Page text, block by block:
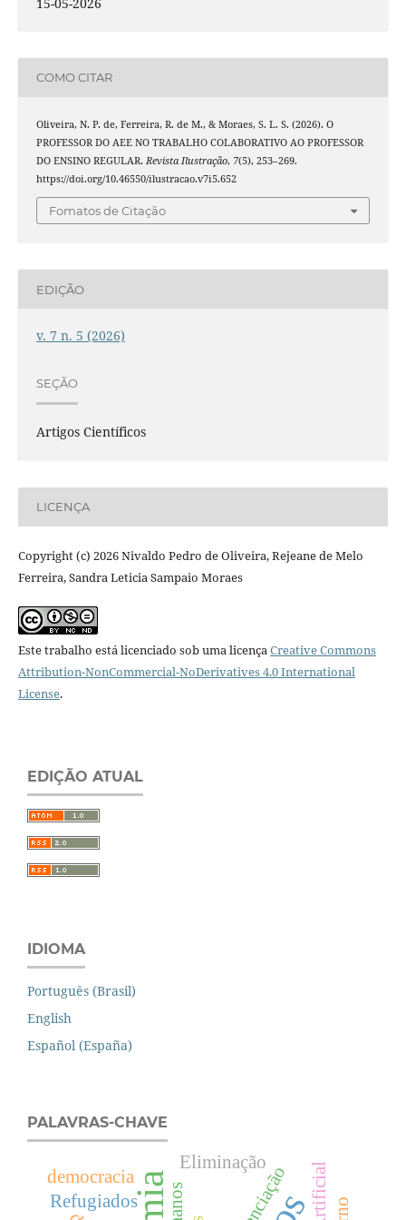
COMO CITAR
Oliveira, N. P. de, Ferreira, R. de M., & Moraes, S. L. S. (2026). O
PROFESSOR DO AEE NO TRABALHO COLABORATIVO AO PROFESSOR
DO ENSINO REGULAR. Revista Ilustração, 7(5), 253–269.
https://doi.org/10.46550/ilustracao.v7i5.652
Fomatos de Citação
EDIÇÃO
v. 7 n. 5 (2026)
SEÇÃO
Artigos Científicos
LICENÇA
Copyright (c) 2026 Nivaldo Pedro de Oliveira, Rejeane de Melo
Ferreira, Sandra Leticia Sampaio Moraes
Este trabalho está licenciado sob uma licença Creative Commons
Attribution-NonCommercial-NoDerivatives 4.0 International
License.
EDIÇÃO ATUAL
IDIOMA
Português (Brasil)
English
Español (España)
PALAVRAS-CHAVE
Refugiados
Eliminação
democracia